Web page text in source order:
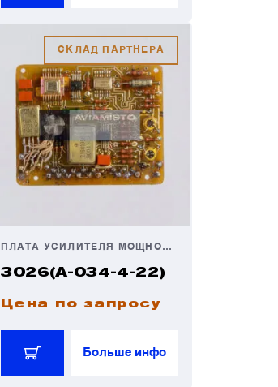
СКЛАД ПАРТНЕРА
ПЛАТА УСИЛИТЕЛЯ МОЩНОСТИ
3026(А-034-4-22)
Цена по запросу
Больше инфо